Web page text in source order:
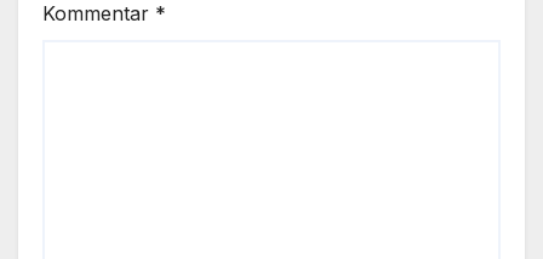
Kommentar *